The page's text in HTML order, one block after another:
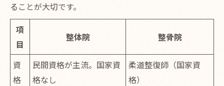
ることが大切です。
項
目
整体院 整骨院
資
格
民間資格が主流。国家資
格なし
柔道整復師（国家資
格）